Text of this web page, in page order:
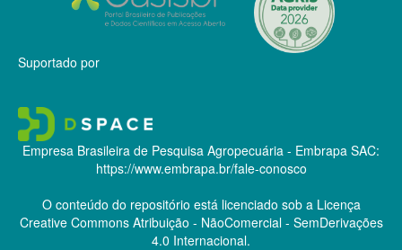
Suportado por
Empresa Brasileira de Pesquisa Agropecuária - Embrapa SAC:
https://www.embrapa.br/fale-conosco
O conteúdo do repositório está licenciado sob a Licença
Creative CommonsAtribuição - NãoComercial - SemDerivações
4.0 Internacional.